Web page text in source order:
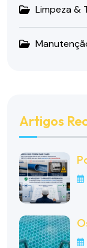
Limpeza &
Artigos